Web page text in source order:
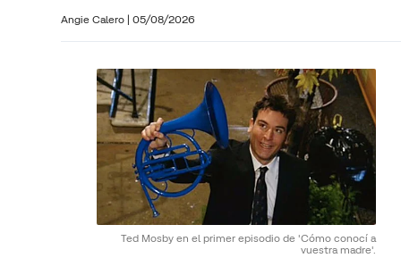
Angie Calero | 05/08/2026
Ted Mosby en el primer episodio de 'Cómo conocí a
vuestra madre'.